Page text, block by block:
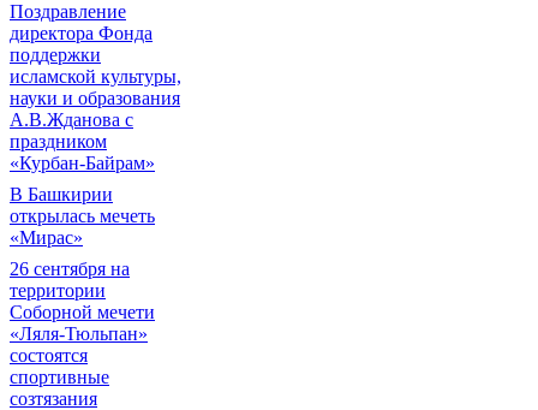
Поздравление
директора Фонда
поддержки
исламской культуры,
науки и образования
А.В.Жданова с
праздником
«Курбан-Байрам»
В Башкирии
открылась мечеть
«Мирас»
26 сентября на
территории
Соборной мечети
«Ляля-Тюльпан»
состоятся
спортивные
созтязания